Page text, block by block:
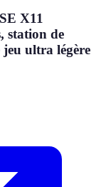
X11
station de
jeu ultra légère